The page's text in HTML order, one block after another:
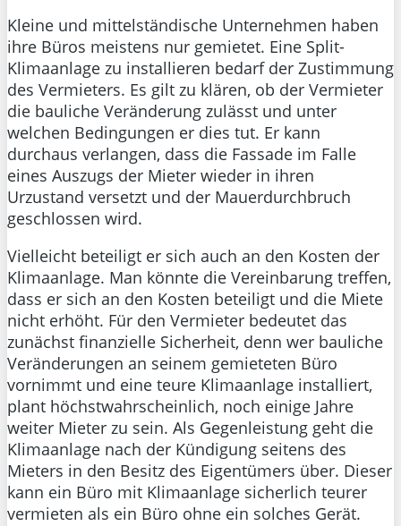
Kleine und mittelständische Unternehmen haben
ihre Büros meistens nur gemietet. Eine Split-
Klimaanlage zu installieren bedarf der Zustimmung
des Vermieters. Es gilt zu klären, ob der Vermieter
die bauliche Veränderung zulässt und unter
welchen Bedingungen er dies tut. Er kann
durchaus verlangen, dass die Fassade im Falle
eines Auszugs der Mieter wieder in ihren
Urzustand versetzt und der Mauerdurchbruch
geschlossen wird.
Vielleicht beteiligt er sich auch an den Kosten der
Klimaanlage. Man könnte die Vereinbarung treffen,
dass er sich an den Kosten beteiligt und die Miete
nicht erhöht. Für den Vermieter bedeutet das
zunächst finanzielle Sicherheit, denn wer bauliche
Veränderungen an seinem gemieteten Büro
vornimmt und eine teure Klimaanlage installiert,
plant höchstwahrscheinlich, noch einige Jahre
weiter Mieter zu sein. Als Gegenleistung geht die
Klimaanlage nach der Kündigung seitens des
Mieters in den Besitz des Eigentümers über. Dieser
kann ein Büro mit Klimaanlage sicherlich teurer
vermieten als ein Büro ohne ein solches Gerät.